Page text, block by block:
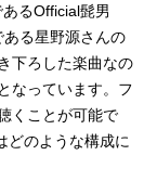
るOfficial髭男
る星野源さんの
下ろした楽曲なの
なっています。フ
くことが可能で
どのような構成に